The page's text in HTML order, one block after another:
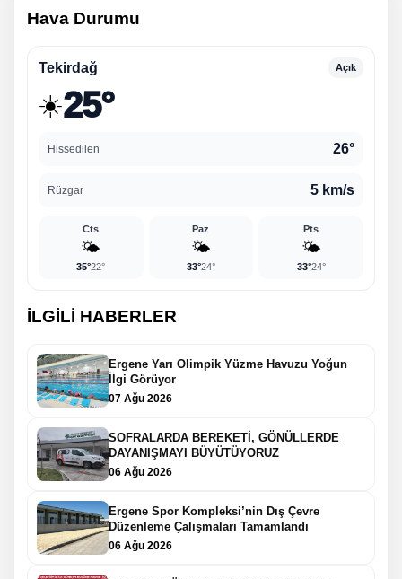
Hava Durumu
Tekirdağ Açık
☀️25°
Hissedilen 26°
Rüzgar 5 km/s
Cts
🌤️
35°22°
Paz
🌤️
33°24°
Pts
🌤️
33°24°
İLGİLİ HABERLER
Ergene Yarı Olimpik Yüzme Havuzu Yoğun
İlgi Görüyor
07 Ağu 2026
SOFRALARDA BEREKETİ, GÖNÜLLERDE
DAYANIŞMAYI BÜYÜTÜYORUZ
06 Ağu 2026
Ergene Spor Kompleksi’nin Dış Çevre
Düzenleme Çalışmaları Tamamlandı
06 Ağu 2026